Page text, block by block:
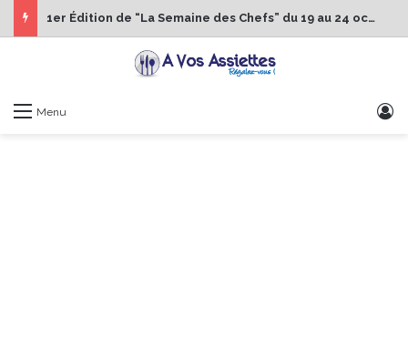
1er Édition de “La Semaine des Chefs” du 19 au 24 octobre 2026
Menu